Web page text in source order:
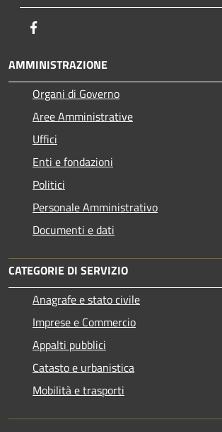
AMMINISTRAZIONE
Organi di Governo
Aree Amministrative
Uffici
Enti e fondazioni
Politici
Personale Amministrativo
Documenti e dati
CATEGORIE DI SERVIZIO
Anagrafe e stato civile
Imprese e Commercio
Appalti pubblici
Catasto e urbanistica
Mobilità e trasporti